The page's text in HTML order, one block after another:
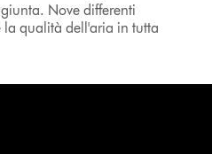
Nove differenti
la qualità dell'aria in tutta